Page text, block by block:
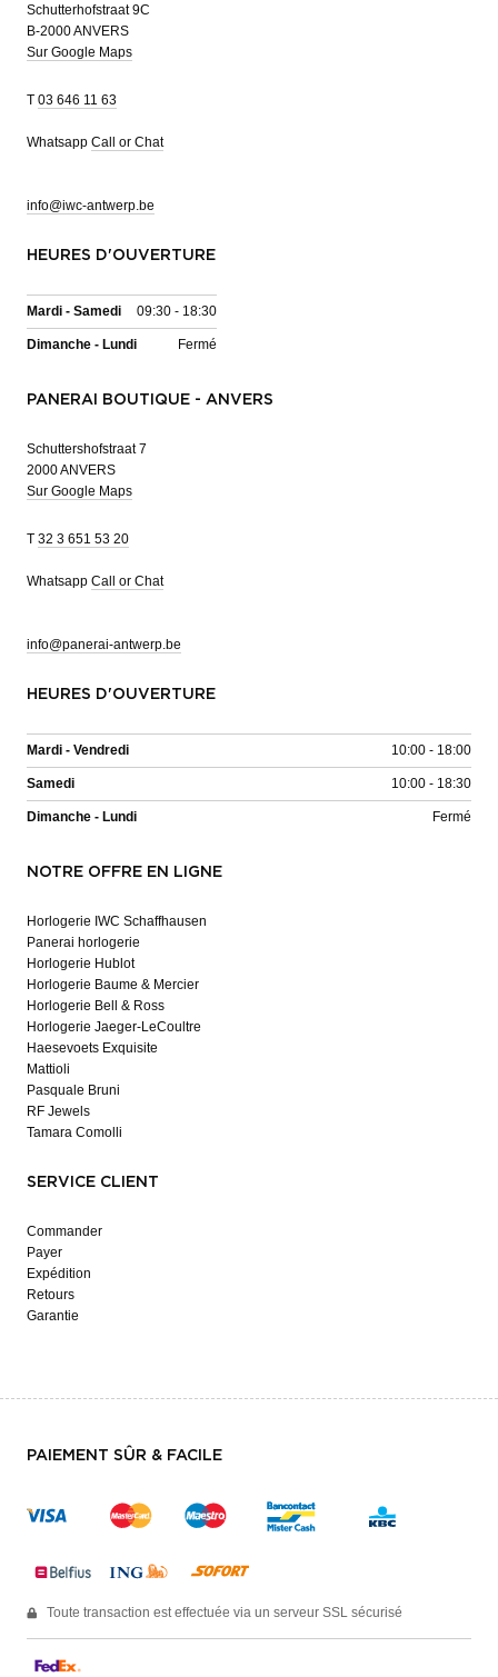
Schutterhofstraat 9C
B-2000 ANVERS
Sur Google Maps
T 03 646 11 63
Whatsapp Call or Chat
info@iwc-antwerp.be
HEURES D'OUVERTURE
Mardi - Samedi 09:30 - 18:30
Dimanche - Lundi Fermé
PANERAI BOUTIQUE - ANVERS
Schuttershofstraat 7
2000 ANVERS
Sur Google Maps
T 32 3 651 53 20
Whatsapp Call or Chat
info@panerai-antwerp.be
HEURES D'OUVERTURE
Mardi - Vendredi 10:00 - 18:00
Samedi 10:00 - 18:30
Dimanche - Lundi Fermé
NOTRE OFFRE EN LIGNE
Horlogerie IWC Schaffhausen
Panerai horlogerie
Horlogerie Hublot
Horlogerie Baume & Mercier
Horlogerie Bell & Ross
Horlogerie Jaeger-LeCoultre
Haesevoets Exquisite
Mattioli
Pasquale Bruni
RF Jewels
Tamara Comolli
SERVICE CLIENT
Commander
Payer
Expédition
Retours
Garantie
PAIEMENT SÛR & FACILE
Toute transaction est effectuée via un serveur SSL sécurisé